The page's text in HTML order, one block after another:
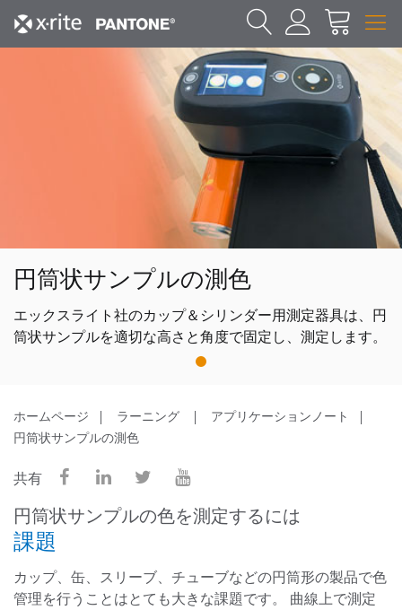
円筒状サンプルの測色
エックスライト社のカップ＆シリンダー用測定器具は、円
筒状サンプルを適切な高さと角度で固定し、測定します。
1
ホームページ ラーニング
アプリケーションノート
円筒状サンプルの測色
共有
円筒状サンプルの色を測定するには
課題
カップ、缶、スリーブ、チューブなどの円筒形の製品で色
管理を行うことはとても大きな課題です。 曲線上で測定